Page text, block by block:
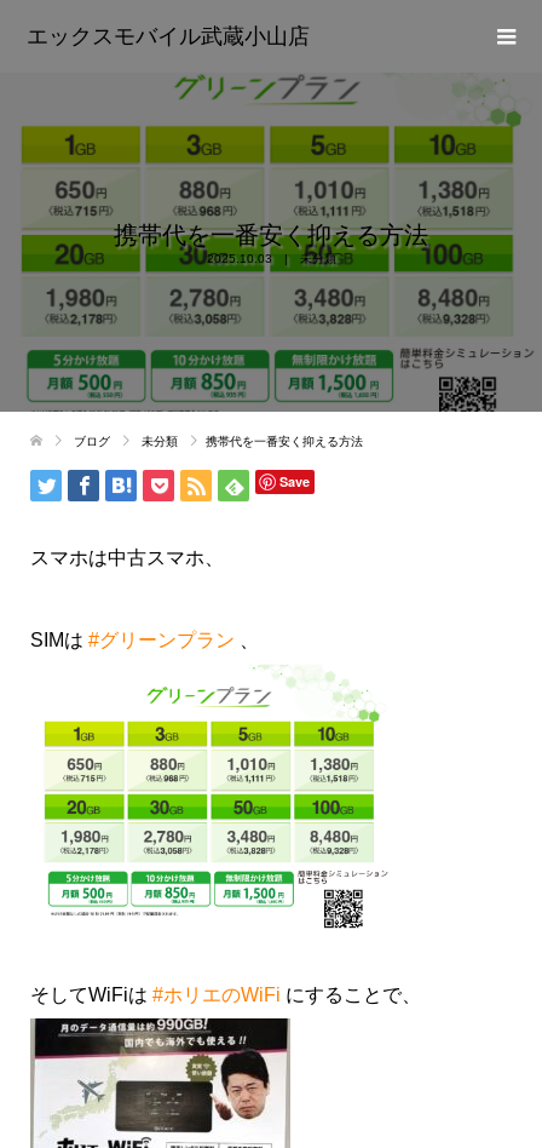
エックスモバイル武蔵小山店
携帯代を一番安く抑える方法
2025.10.03 未分類
ブログ 未分類 携帯代を一番安く抑える方法
Save
スマホは中古スマホ、
SIMは #グリーンプラン
そしてWiFiは #ホリエのWiFi にすることで、